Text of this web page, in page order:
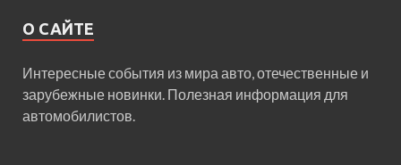
О САЙТЕ
Интересные события из мира авто, отечественные и
зарубежные новинки. Полезная информация для
автомобилистов.